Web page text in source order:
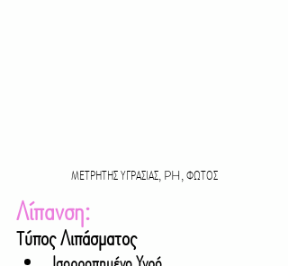
ΜΕΤΡΗΤΗΣ ΥΓΡΑΣΙΑΣ, PH, ΦΩΤΟΣ
Λίπανση:
Τύπος Λιπάσματος